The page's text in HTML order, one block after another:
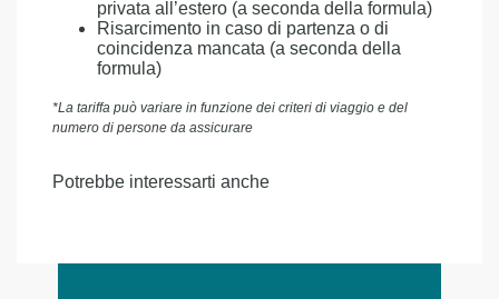
privata all’estero (a seconda della formula)
Risarcimento in caso di partenza o di
coincidenza mancata (a seconda della
formula)
*La tariffa può variare in funzione dei criteri di viaggio e del
numero di persone da assicurare
Potrebbe interessarti anche